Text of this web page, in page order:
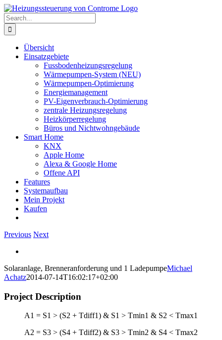
Skip
to
content
Search
for:
Übersicht
Einsatzgebiete
Fussbodenheizungsregelung
Wärmepumpen-System (NEU)
Wärmepumpen-Optimierung
Energiemanagement
PV-Eigenverbrauch-Optimierung
zentrale Heizungsregelung
Heizkörperregelung
Büros und Nichtwohngebäude
Smart Home
KNX
Apple Home
Alexa & Google Home
Offene API
Features
Systemaufbau
Mein Projekt
Kaufen
Previous Next
Image
Solaranlage, Brenneranforderung und 1 LadepumpeMichael
Achatz2014-07-14T16:02:17+02:00
Project Description
A1 = S1 > (S2 + Tdiff1) & S1 > Tmin1 & S2 < Tmax1
A2 = S3 > (S4 + Tdiff2) & S3 > Tmin2 & S4 < Tmax2